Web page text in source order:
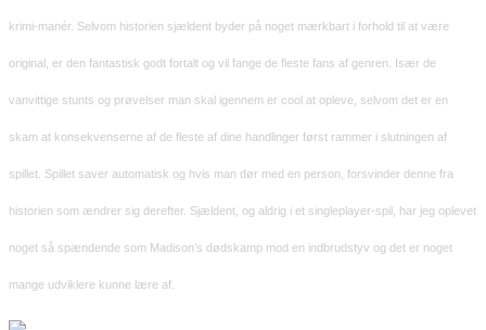
krimi-manér. Selvom historien sjældent byder på noget mærkbart i forhold til at være
original, er den fantastisk godt fortalt og vil fange de fleste fans af genren. Især de
vanvittige stunts og prøvelser man skal igennem er cool at opleve, selvom det er en
skam at konsekvenserne af de fleste af dine handlinger først rammer i slutningen af
spillet. Spillet saver automatisk og hvis man dør med en person, forsvinder denne fra
historien som ændrer sig derefter. Sjældent, og aldrig i et singleplayer-spil, har jeg oplevet
noget så spændende som Madison’s dødskamp mod en indbrudstyv og det er noget
mange udviklere kunne lære af.